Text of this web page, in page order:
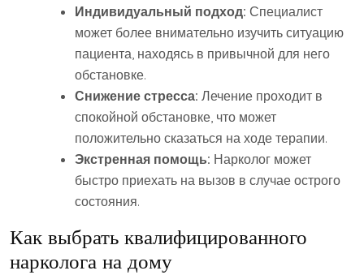
Индивидуальный подход: Специалист
может более внимательно изучить ситуацию
пациента, находясь в привычной для него
обстановке.
Снижение стресса: Лечение проходит в
спокойной обстановке, что может
положительно сказаться на ходе терапии.
Экстренная помощь: Нарколог может
быстро приехать на вызов в случае острого
состояния.
Как выбрать квалифицированного
нарколога на дому